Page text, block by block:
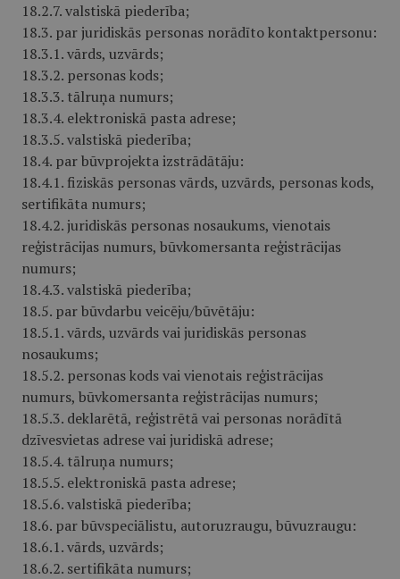
18.2.7. valstiskā piederība;
18.3. par juridiskās personas norādīto kontaktpersonu:
18.3.1. vārds, uzvārds;
18.3.2. personas kods;
18.3.3. tālruņa numurs;
18.3.4. elektroniskā pasta adrese;
18.3.5. valstiskā piederība;
18.4. par būvprojekta izstrādātāju:
18.4.1. fiziskās personas vārds, uzvārds, personas kods,
sertifikāta numurs;
18.4.2. juridiskās personas nosaukums, vienotais
reģistrācijas numurs, būvkomersanta reģistrācijas
numurs;
18.4.3. valstiskā piederība;
18.5. par būvdarbu veicēju/būvētāju:
18.5.1. vārds, uzvārds vai juridiskās personas
nosaukums;
18.5.2. personas kods vai vienotais reģistrācijas
numurs, būvkomersanta reģistrācijas numurs;
18.5.3. deklarētā, reģistrētā vai personas norādītā
dzīvesvietas adrese vai juridiskā adrese;
18.5.4. tālruņa numurs;
18.5.5. elektroniskā pasta adrese;
18.5.6. valstiskā piederība;
18.6. par būvspeciālistu, autoruzraugu, būvuzraugu:
18.6.1. vārds, uzvārds;
18.6.2. sertifikāta numurs;